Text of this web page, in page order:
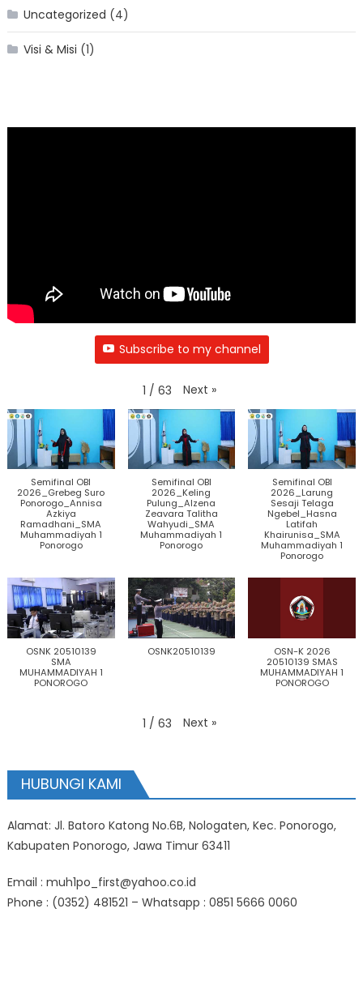
Uncategorized (4)
Visi & Misi (1)
Subscribe to my channel
1 / 63 Next »
Semifinal OBI
2026_Grebeg Suro
Ponorogo_Annisa
Azkiya
Ramadhani_SMA
Muhammadiyah 1
Ponorogo
Semifinal OBI
2026_Keling
Pulung_Alzena
Zeavara Talitha
Wahyudi_SMA
Muhammadiyah 1
Ponorogo
Semifinal OBI
2026_Larung
Sesaji Telaga
Ngebel_Hasna
Latifah
Khairunisa_SMA
Muhammadiyah 1
Ponorogo
OSNK 20510139
SMA
MUHAMMADIYAH 1
PONOROGO
OSNK20510139
OSN-K 2026
20510139 SMAS
MUHAMMADIYAH 1
PONOROGO
1 / 63 Next »
HUBUNGI KAMI
Alamat: Jl. Batoro Katong No.6B, Nologaten, Kec. Ponorogo,
Kabupaten Ponorogo, Jawa Timur 63411
Email : muh1po_first@yahoo.co.id
Phone : (0352) 481521 – Whatsapp : 0851 5666 0060